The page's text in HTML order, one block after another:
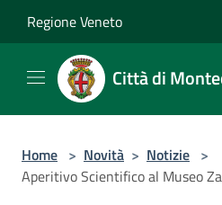
Regione Veneto
Città di
Home > Novità > Notizie >
Aperitivo Scientifico al Museo